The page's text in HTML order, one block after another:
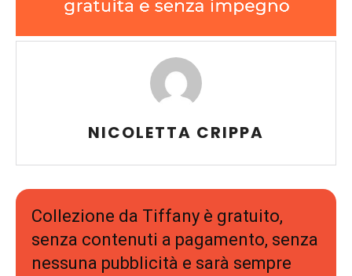
NICOLETTA CRIPPA
Collezione da Tiffany è gratuito,
senza contenuti a pagamento, senza
nessuna pubblicità e sarà sempre